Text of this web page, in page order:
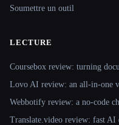
Soumettre un outil
LECTURE
Coursebox review: turning
Lovo AI review: an all-in-one
Webbotify review: a no-code
Translate.video review: fast AI